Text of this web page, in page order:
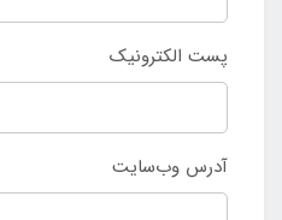
پست الکترونیک
آدرس وب‌سایت